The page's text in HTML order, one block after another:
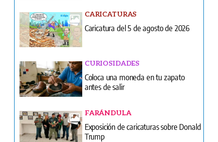
CARICATURAS
Caricatura del 5 de agosto de 2026
CURIOSIDADES
Coloca una moneda en tu zapato
antes de salir
FARÁNDULA
Exposición de caricaturas sobre Donald
Trump